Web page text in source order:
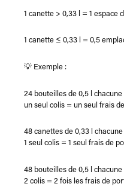
1 canette > 0,33 l = 1 espace
1 canette ≤ 0,33 l = 0,5
💡 Exemple :
24 bouteilles de 0,5 l
un seul colis = un seul frais
48 canettes de 0,33 l
1 seul colis = 1 seul frais de
48 bouteilles de 0,5 l
2 colis = 2 fois les frais de